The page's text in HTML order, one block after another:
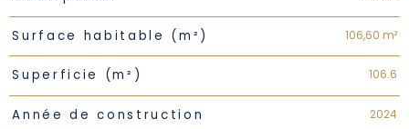
Surface habitable (m²) 106,60 m²
Superficie (m²) 106.6
Année de construction 2024